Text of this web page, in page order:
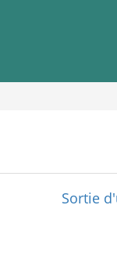
Sortie